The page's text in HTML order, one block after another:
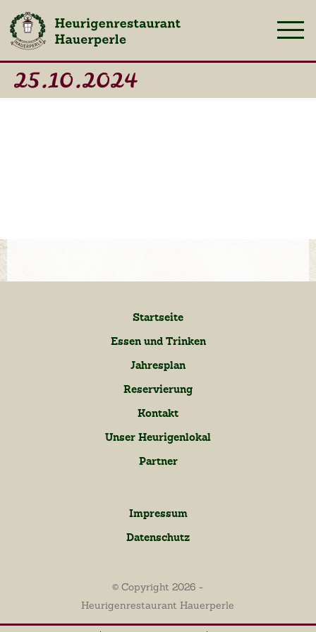
25.10.2024
Startseite
Essen und Trinken
Jahresplan
Reservierung
Kontakt
Unser Heurigenlokal
Partner
Impressum
Datenschutz
© Copyright 2026 -
Heurigenrestaurant Hauerperle